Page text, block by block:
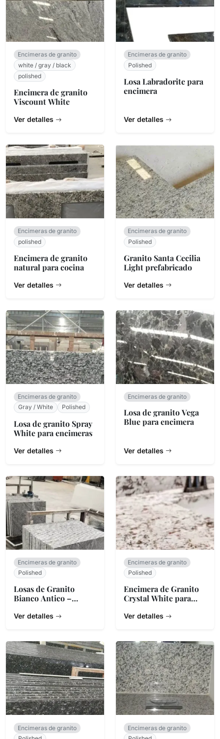
Encimeras de granito
white / gray / black
polished
Encimera de granito
Viscount White
Ver detalles
Encimeras de granito
Polished
Losa Labradorite para
encimera
Ver detalles
Encimeras de granito
polished
Encimera de granito
natural para cocina
Ver detalles
Encimeras de granito
Polished
Granito Santa Cecilia
Light prefabricado
Ver detalles
Encimeras de granito
Gray / White
Polished
Losa de granito Spray
White para encimeras
Ver detalles
Encimeras de granito
Losa de granito Vega
Blue para encimera
Ver detalles
Encimeras de granito
Polished
Losas de Granito
Bianco Antico –
Blanca y Gris
Ver detalles
Encimeras de granito
Polished
Encimera de Granito
Crystal White para
Ver detalles
Encimeras de granito
Encimeras de granito